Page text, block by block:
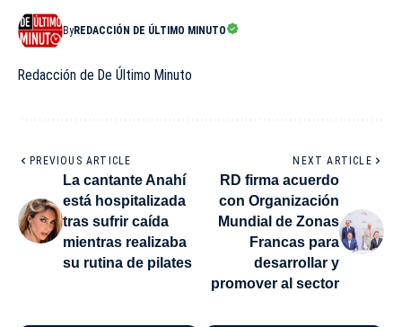
ByREDACCIÓN DE ÚLTIMO MINUTO
Redacción de De Último Minuto
PREVIOUS ARTICLE
La cantante Anahí
está hospitalizada
tras sufrir caída
mientras realizaba
su rutina de pilates
NEXT ARTICLE
RD firma acuerdo
con Organización
Mundial de Zonas
Francas para
desarrollar y
promover al sector